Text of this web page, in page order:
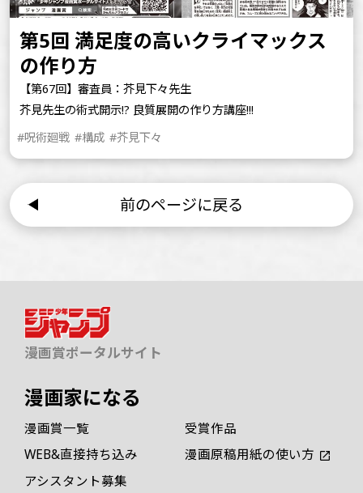
第5回 満足度の高いクライマックス
の作り方
【第67回】審査員：芥見下々先生
芥見先生の術式開示!? 良質展開の作り方講座!!!
#呪術廻戦 #構成 #芥見下々
前のページに戻る
漫画賞ポータルサイト
漫画家になる
漫画賞一覧
受賞作品
WEB&直接持ち込み
漫画原稿用紙の使い方
アシスタント募集